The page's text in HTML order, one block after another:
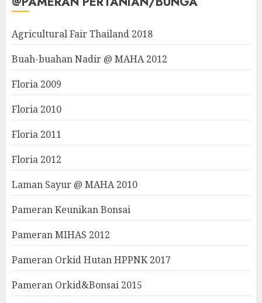
Agricultural Fair Thailand 2018
Buah-buahan Nadir @ MAHA 2012
Floria 2009
Floria 2010
Floria 2011
Floria 2012
Laman Sayur @ MAHA 2010
Pameran Keunikan Bonsai
Pameran MIHAS 2012
Pameran Orkid Hutan HPPNK 2017
Pameran Orkid&Bonsai 2015